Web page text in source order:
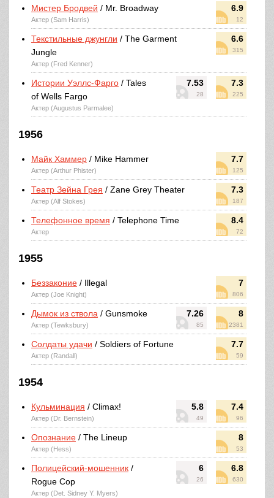
6.9
12
Мистер Бродвей / Mr. Broadway
Актер (Sam Harris)
6.6
315
Текстильные джунгли / The Garment
Jungle
Актер (Fred Kenner)
7.53
28
7.3
225
Истории Уэллс-Фарго / Tales
of Wells Fargo
Актер (Augustus Parmalee)
1956
7.7
125
Майк Хаммер / Mike Hammer
Актер (Arthur Phister)
7.3
187
Театр Зейна Грея / Zane Grey Theater
Актер (Alf Stokes)
8.4
72
Телефонное время / Telephone Time
Актер
1955
7
806
Беззаконие / Illegal
Актер (Joe Knight)
7.26
85
8
2381
Дымок из ствола / Gunsmoke
Актер (Tewksbury)
7.7
59
Солдаты удачи / Soldiers of Fortune
Актер (Randall)
1954
5.8
49
7.4
96
Кульминация / Climax!
Актер (Dr. Bernstein)
8
53
Опознание / The Lineup
Актер (Hess)
6
26
6.8
630
Полицейский-мошенник /
Rogue Cop
Актер (Det. Sidney Y. Myers)